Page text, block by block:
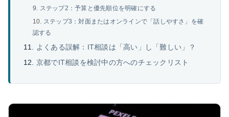
ステップ2：予算と優先順位を明確にする
ステップ3：対面またはオンラインで「話しやすさ」を確
認する
よくある誤解：IT相談は「高い」し「難しい」？
京都でIT相談を検討中の方へのチェックリスト